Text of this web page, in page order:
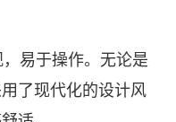
易于操作。无论是
了现代化的设计风